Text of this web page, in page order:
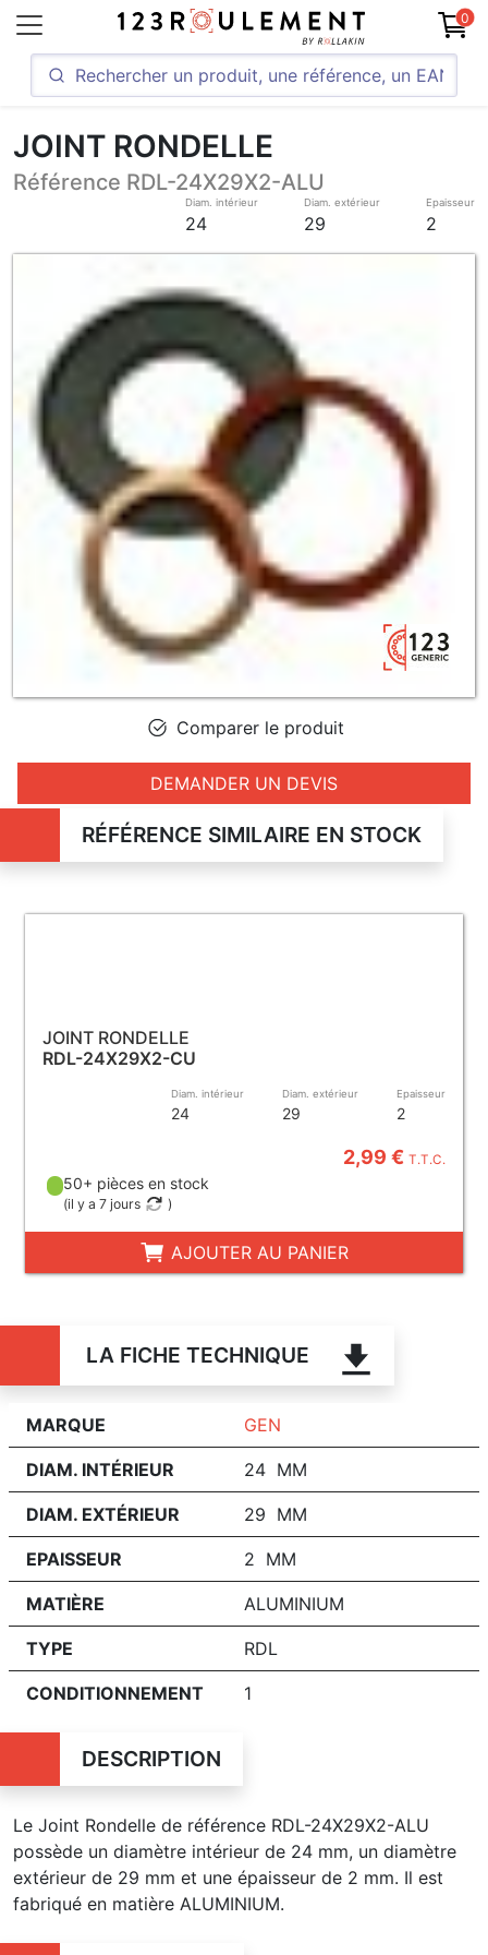
0
JOINT RONDELLE
Référence RDL-24X29X2-ALU
Diam. intérieur
24
Diam. extérieur
29
Epaisseur
2
Comparer le produit
DEMANDER UN DEVIS
RÉFÉRENCE SIMILAIRE EN STOCK
JOINT RONDELLE
RDL-24X29X2-CU
Diam. intérieur
24
Diam. extérieur
29
Epaisseur
2
2,99 €T.T.C.
50+ pièces en stock
(il y a 7 jours )
AJOUTER AU PANIER
LA FICHE TECHNIQUE
MARQUE GEN
DIAM. INTÉRIEUR 24 MM
DIAM. EXTÉRIEUR 29 MM
EPAISSEUR 2 MM
MATIÈRE ALUMINIUM
TYPE RDL
CONDITIONNEMENT 1
DESCRIPTION
Le Joint Rondelle de référence RDL-24X29X2-ALU
possède un diamètre intérieur de 24 mm, un diamètre
extérieur de 29 mm et une épaisseur de 2 mm. Il est
fabriqué en matière ALUMINIUM.